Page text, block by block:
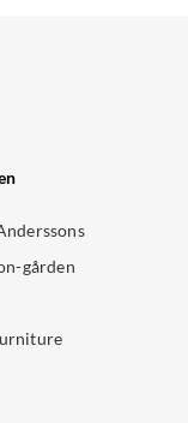
gården